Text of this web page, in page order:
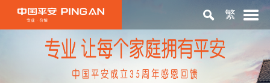
繁
關於平安
投資者關係